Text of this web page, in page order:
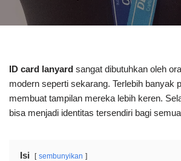
ID card lanyard sangat dibutuhkan oleh
modern seperti sekarang. Terlebih banyak
membuat tampilan mereka lebih keren.
bisa menjadi identitas tersendiri bagi
Isi sembunyikan